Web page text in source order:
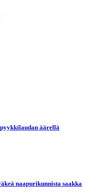
äärellä
naapurikunnista saakka